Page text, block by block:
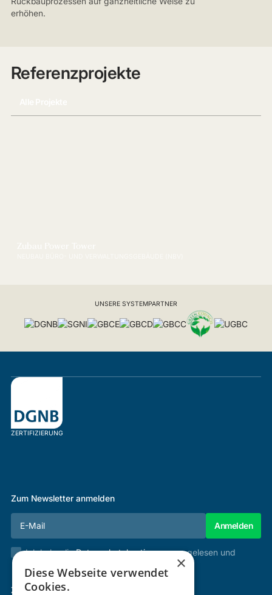
erhöhen.
Referenzprojekte
UNSERE SYSTEMPARTNER
ZERTIFIZIERUNG
Zum Newsletter anmelden
Ich habe dieDatenschutzbestimmungengelesen und
Zertifizierung & Verifikation
×
Diese Webseite verwendet
Cookies.